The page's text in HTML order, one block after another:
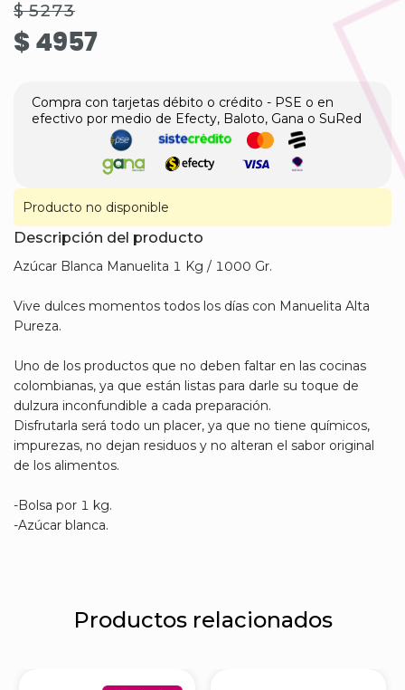
$ 5273
$ 4957
Compra con tarjetas débito o crédito - PSE o en
efectivo por medio de Efecty, Baloto, Gana o SuRed
Producto no disponible
Descripción del producto
Azúcar Blanca Manuelita 1 Kg / 1000 Gr.
Vive dulces momentos todos los días con Manuelita Alta
Pureza.
Uno de los productos que no deben faltar en las cocinas
colombianas, ya que están listas para darle su toque de
dulzura inconfundible a cada preparación.
Disfrutarla será todo un placer, ya que no tiene químicos,
impurezas, no dejan residuos y no alteran el sabor original
de los alimentos.
-Bolsa por 1 kg.
-Azúcar blanca.
Productos relacionados